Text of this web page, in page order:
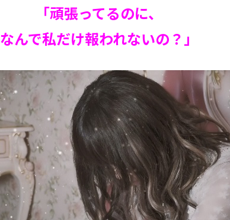
「頑張ってるのに、
なんで私だけ報われないの？」